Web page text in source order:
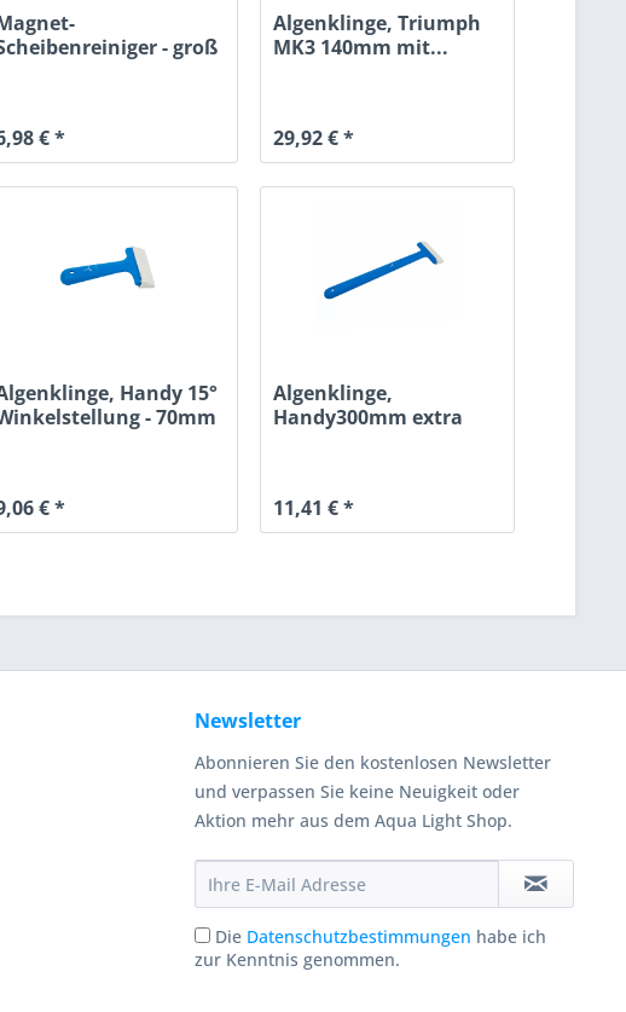
- groß
€ *
Algenklinge, Triumph
MK3 140mm mit...
29,92 € *
Handy 15°
- 70mm
€ *
Algenklinge,
Handy300mm extra
11,41 € *
Newsletter
Abonnieren Sie den kostenlosen Newsletter
und verpassen Sie keine Neuigkeit oder
Aktion mehr aus dem Aqua Light Shop.
Die Datenschutzbestimmungen habe ich
zur Kenntnis genommen.